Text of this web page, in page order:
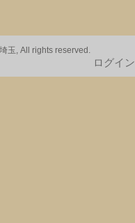
玉, All rights reserved.
ログイン